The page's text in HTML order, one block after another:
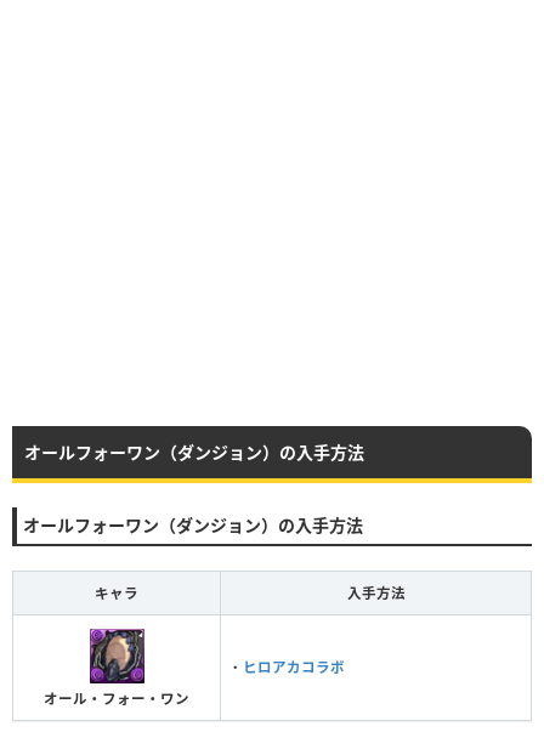
オールフォーワン（ダンジョン）の入手方法
オールフォーワン（ダンジョン）の入手方法
キャラ 入手方法
オール・フォー・ワン
・ ヒロアカコラボ